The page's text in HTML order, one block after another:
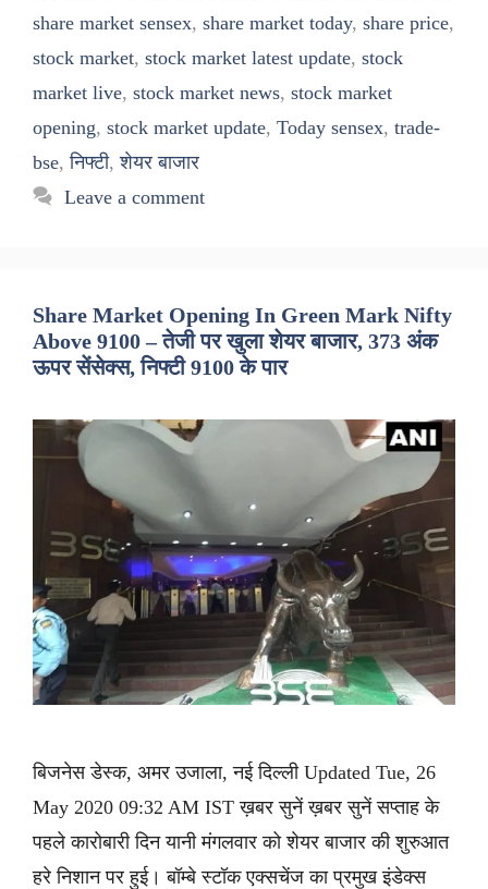
share market sensex, share market today, share price,
stock market, stock market latest update, stock
market live, stock market news, stock market
opening, stock market update, Today sensex, trade-
bse,निफ्टी,शेयर बाजार
Leave a comment
Share Market Opening In Green Mark Nifty
Above 9100 – तेजी पर खुला शेयर बाजार, 373 अंक
ऊपर सेंसेक्स, निफ्टी 9100 के पार
बिजनेस डेस्क, अमर उजाला, नई दिल्ली Updated Tue, 26
May 2020 09:32 AM IST ख़बर सुनें ख़बर सुनें सप्ताह के
पहले कारोबारी दिन यानी मंगलवार को शेयर बाजार की शुरुआत
हरे निशान पर हुई। बॉम्बे स्टॉक एक्सचेंज का प्रमुख इंडेक्स